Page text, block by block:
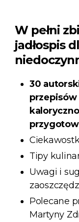
W pełni
jadłospis
30
Tipy
Uwagi i
Polecane
Martyny